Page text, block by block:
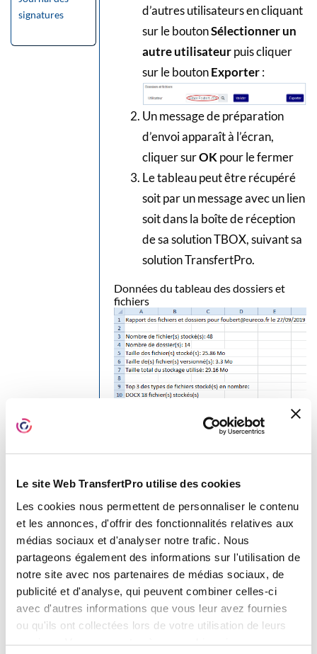
Le site Web TransfertPro utilise des cookies
Les cookies nous permettent de personnaliser le contenu
et les annonces, d'offrir des fonctionnalités relatives aux
médias sociaux et d'analyser notre trafic. Nous
partageons également des informations sur l'utilisation de
notre site avec nos partenaires de médias sociaux, de
publicité et d'analyse, qui peuvent combiner celles-ci
avec d'autres informations que vous leur avez fournies
ou qu'ils ont collectées lors de votre utilisation de leurs
services. Vous consentez à nos cookies si vous
signatures
d’autres utilisateurs en cliquant
sur le boutonSélectionner un
autre utilisateurpuis cliquer
sur le boutonExporter:
Un message de préparation
d’envoi apparaît à l’écran,
cliquer surOKpour le fermer
Le tableau peut être récupéré
soit par un message avec un lien
soit dans la boîte de réception
de sa solution TBOX, suivant sa
solution TransfertPro.
Données du tableau des dossiers et
fichiers
Rapport des fichiers et
dossiers: compte de
l’utilisateur et date du rapport
Nombre de fichiers stockés
nombre de fichiers présents
dans son espace TBox
Nombre de dossiers: nombre
de dossiers dans son espace
TBox